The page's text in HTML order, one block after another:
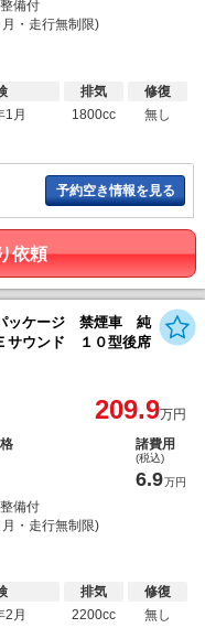
備付
・走行無制限)
1月
排気
1800cc
修復
無し
予約空き情報を見る
依頼
ッケージ 禁煙車 純
サウンド １０型後席
209.9万円
諸費用
(税込)
6.9万円
備付
・走行無制限)
2月
排気
2200cc
修復
無し